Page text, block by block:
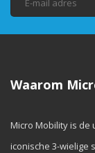
Waarom
Micro Mobility is de
iconische 3-wielige